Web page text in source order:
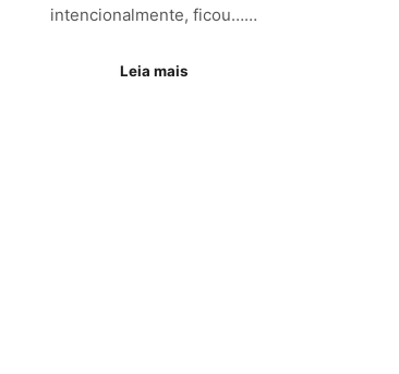
intencionalmente, ficou……
Leia mais